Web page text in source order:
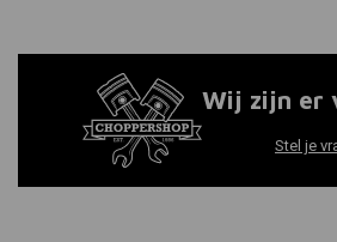
Wij zijn er
Stel je